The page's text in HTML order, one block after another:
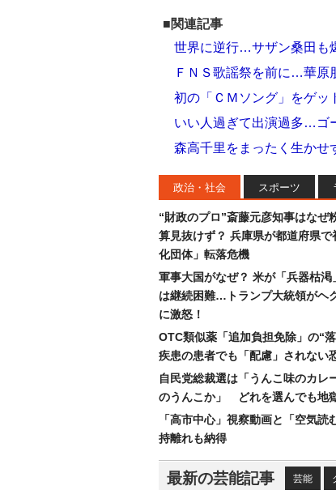
■関連記事
世界に逆行…サザン桑田も
ＦＮＳ歌謡祭を前に…華原
初の「ＣＭソング」をゲッ
いい人過ぎて出演過多…ゴ
森高千里をまったく生か
政治・社会 スポーツ
“財政のプロ”斎藤元彦知事はなぜ
算見抜けず？ 兵庫県が都道府県で
化団体」転落危機
軍事大国がなぜ？ 米が「兵器枯渇
は継続困難…トランプ大統領がヘ
に激怒！
OTC類似薬「追加負担免除」の“
疾患の患者でも「配慮」されない
自民党総裁選は「うんこ味のカレ
のうんこか」 どれを選んでも地
「高市中心」視察動画と「空気
持離れも納得
最新の芸能記事 芸能